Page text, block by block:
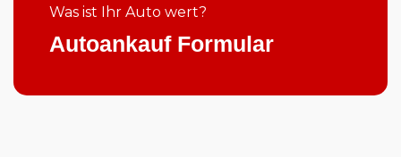
Was ist Ihr Auto wert?
Autoankauf Formular